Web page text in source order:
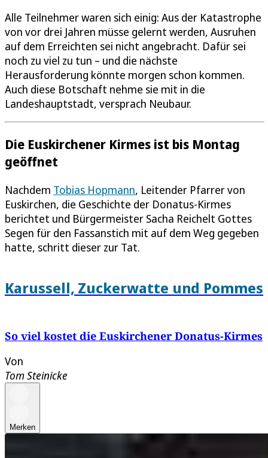
Alle Teilnehmer waren sich einig: Aus der Katastrophe
von vor drei Jahren müsse gelernt werden, Ausruhen
auf dem Erreichten sei nicht angebracht. Dafür sei
noch zu viel zu tun – und die nächste
Herausforderung könnte morgen schon kommen.
Auch diese Botschaft nehme sie mit in die
Landeshauptstadt, versprach Neubaur.
Die Euskirchener Kirmes ist bis Montag
geöffnet
Nachdem Tobias Hopmann, Leitender Pfarrer von
Euskirchen, die Geschichte der Donatus-Kirmes
berichtet und Bürgermeister Sacha Reichelt Gottes
Segen für den Fassanstich mit auf dem Weg gegeben
hatte, schritt dieser zur Tat.
Karussell, Zuckerwatte und Pommes
So viel kostet die Euskirchener Donatus-Kirmes
Von
Tom Steinicke
Merken